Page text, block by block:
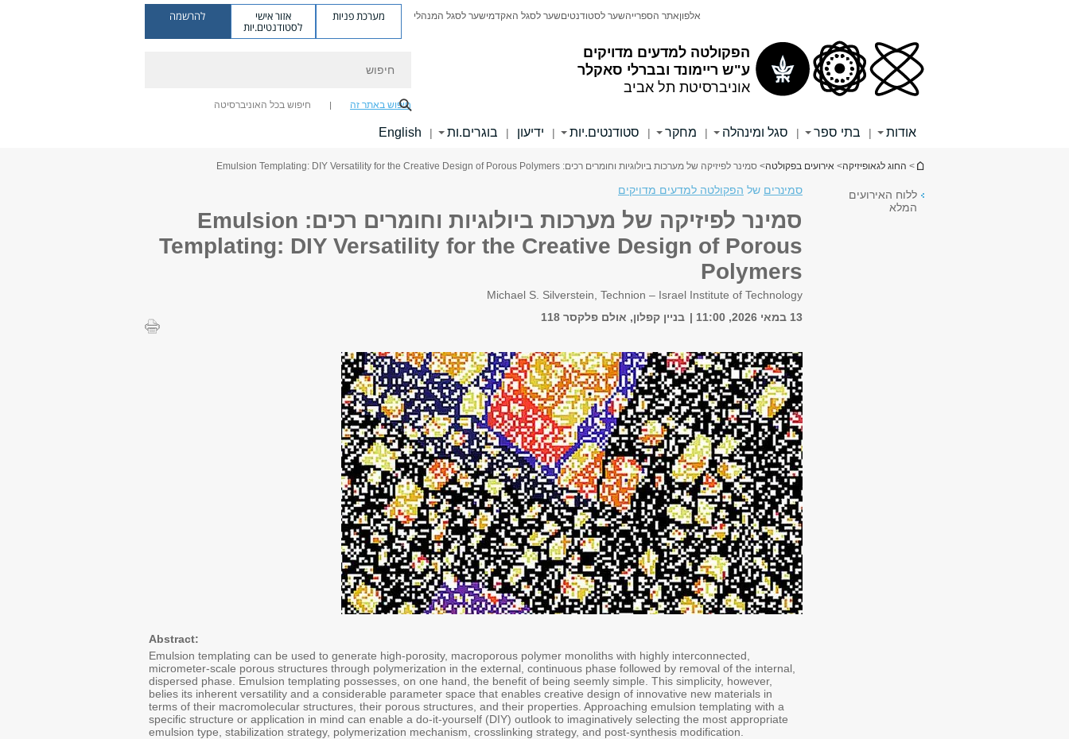
הפקולטה למדעים מדויקים
ע"ש ריימונד ובברלי סאקלר
אוניברסיטת תל אביב
אלפוןאתר הספרייהשער לסטודנטיםשער לסגל האקדמישער לסגל המנהלי מערכת פניות אזור אישי
לסטודנטים.יות
להרשמה
חיפוש באתר זה חיפוש בכל האוניברסיטה
אודות | בתי ספר | סגל ומינהלה | מחקר | סטודנטים.יות | ידיעון | בוגרים.ות |
English
הינך נמצא כאן
> החוג לגאופיזיקה> אירועים בפקולטה> סמינר לפיזיקה של מערכות ביולוגיות וחומרים רכים: Emulsion Templating: DIY Versatility for the Creative Design of Porous Polymers
ללוח האירועים
המלא
סמינרים של הפקולטה למדעים מדויקים
סמינר לפיזיקה של מערכות ביולוגיות וחומרים רכים: Emulsion
Templating: DIY Versatility for the Creative Design of Porous
Polymers
Michael S. Silverstein, Technion – Israel Institute of Technology
13 במאי 2026, 11:00
בניין קפלון, אולם פלקסר 118
Abstract:
Emulsion templating can be used to generate high-porosity, macroporous polymer monoliths with highly interconnected,
micrometer-scale porous structures through polymerization in the external, continuous phase followed by removal of the internal,
dispersed phase. Emulsion templating possesses, on one hand, the benefit of being seemly simple. This simplicity, however,
belies its inherent versatility and a considerable parameter space that enables creative design of innovative new materials in
terms of their macromolecular structures, their porous structures, and their properties. Approaching emulsion templating with a
specific structure or application in mind can enable a do-it-yourself (DIY) outlook to imaginatively selecting the most appropriate
emulsion type, stabilization strategy, polymerization mechanism, crosslinking strategy, and post-synthesis modification.